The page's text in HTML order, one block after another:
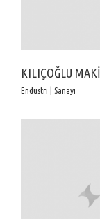
KILIÇOĞLU
Endüstri | Sanayi